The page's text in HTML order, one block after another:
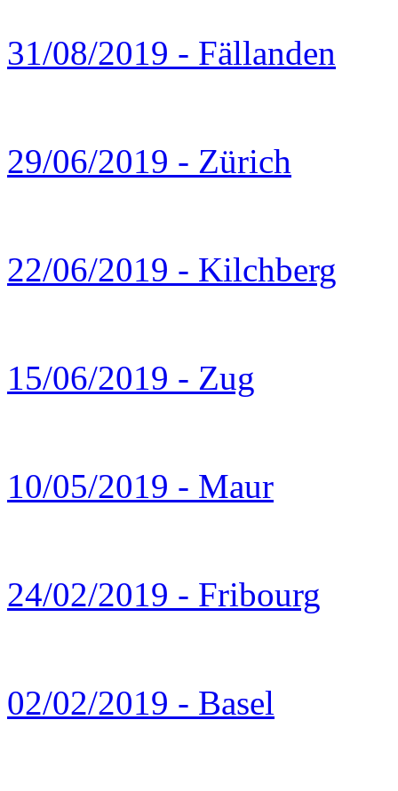
31/08/2019 - Fällanden
29/06/2019 - Zürich
22/06/2019 - Kilchberg
15/06/2019 - Zug
10/05/2019 - Maur
24/02/2019 - Fribourg
02/02/2019 - Basel